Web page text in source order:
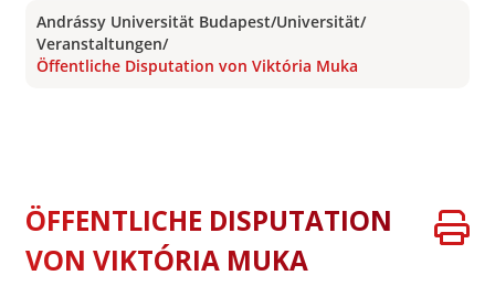
Andrássy Universität Budapest/Universität/
Veranstaltungen/
Öffentliche Disputation von Viktória Muka
ÖFFENTLICHE DISPUTATION
VON VIKTÓRIA MUKA